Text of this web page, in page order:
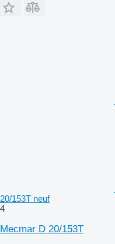
20/153T neuf
4
Mecmar D 20/153T